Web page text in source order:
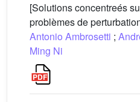
[Solutions concentreés
problèmes de
Antonio Ambrosetti ;
Ming Ni